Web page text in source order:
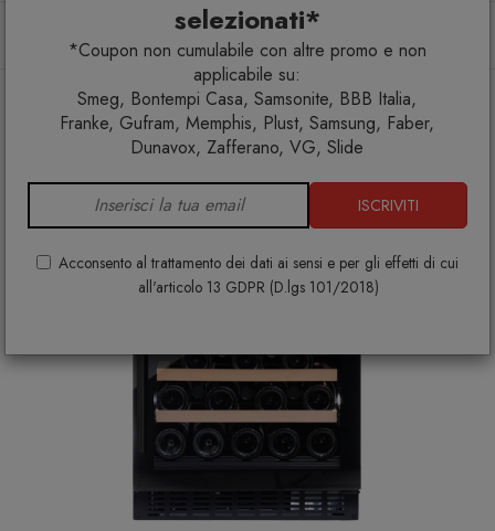
selezionati*
*Coupon non cumulabile con altre promo e non
applicabile su:
Smeg, Bontempi Casa, Samsonite, BBB Italia,
Franke, Gufram, Memphis, Plust, Samsung, Faber,
Dunavox, Zafferano, VG, Slide
ISCRIVITI
Acconsento al trattamento dei dati ai sensi e per gli effetti di cui
all'articolo 13 GDPR (D.lgs 101/2018)
Cucina
Cantinette vino
Dunavox Flow-38 cantina vino 38 bottiglie Full glass Nera